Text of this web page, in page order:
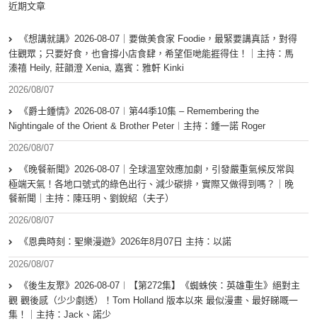
近期文章
《想講就講》2026-08-07｜要做美食家 Foodie，最緊要講真話，對得
住觀眾；只要好食，也會撐小店食肆，希望佢哋能捱得住！｜主持：馬
溱禧 Heily, 莊韻澄 Xenia, 嘉賓：雅軒 Kinki
2026/08/07
《爵士鍾情》2026-08-07︱第44季10集 – Remembering the
Nightingale of the Orient & Brother Peter︱主持：鍾一諾 Roger
2026/08/07
《晚餐新聞》2026-08-07｜全球溫室效應加劇，引發嚴重氣候反常與
極端天氣！各地口號式的綠色出行、減少碳排，實際又做得到嗎？｜晚
餐新聞｜主持：陳珏明、劉銳紹（夫子）
2026/08/07
《恩典時刻：聖樂漫遊》2026年8月07日 主持：以諾
2026/08/07
《後生友聚》2026-08-07︱【第272集】《蜘蛛俠：英雄重生》絕對主
觀 觀後感（少少劇透）！Tom Holland 版本以來 最似漫畫、最好睇嘅一
集！｜主持：Jack、諾少